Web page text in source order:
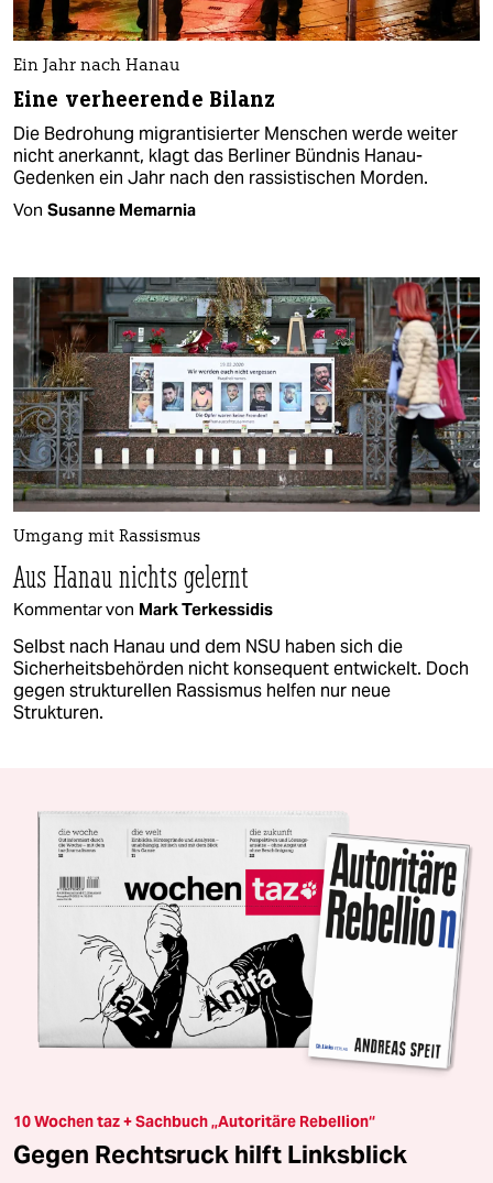
Ein Jahr nach Hanau
Eine verheerende Bilanz
Die Bedrohung migrantisierter Menschen werde weiter
nicht anerkannt, klagt das Berliner Bündnis Hanau-
Gedenken ein Jahr nach den rassistischen Morden.
Von Susanne Memarnia
Umgang mit Rassismus
Aus Hanau nichts gelernt
Kommentar von Mark Terkessidis
Selbst nach Hanau und dem NSU haben sich die
Sicherheitsbehörden nicht konsequent entwickelt. Doch
gegen strukturellen Rassismus helfen nur neue
Strukturen.
10 Wochen taz + Sachbuch „Autoritäre Rebellion“
Gegen Rechtsruck hilft Linksblick